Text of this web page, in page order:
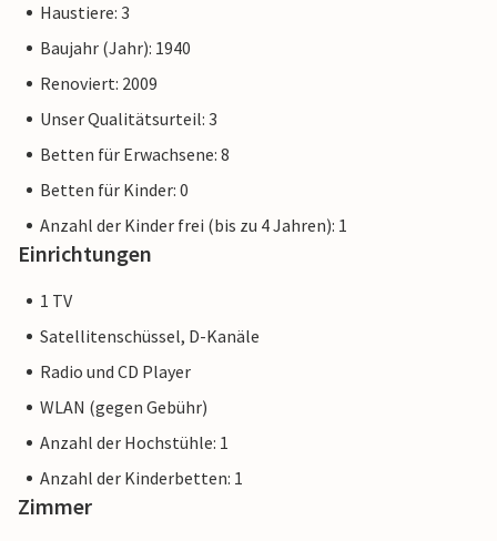
Haustiere: 3
Baujahr (Jahr): 1940
Renoviert: 2009
Unser Qualitätsurteil: 3
Betten für Erwachsene: 8
Betten für Kinder: 0
Anzahl der Kinder frei (bis zu 4 Jahren): 1
Einrichtungen
1 TV
Satellitenschüssel, D-Kanäle
Radio und CD Player
WLAN (gegen Gebühr)
Anzahl der Hochstühle: 1
Anzahl der Kinderbetten: 1
Zimmer